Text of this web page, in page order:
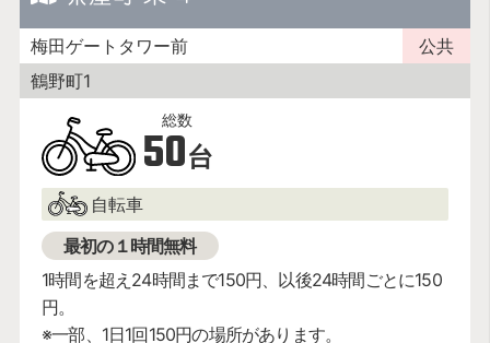
梅田ゲートタワー前
公共
鶴野町1
50台
自転車
最初の１時間無料
1時間を超え24時間まで150円、以後24時間ごとに150
円。
※一部、1日1回150円の場所があります。